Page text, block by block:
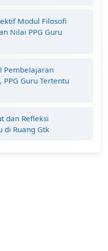
Modul Filosofi
Nilai PPG Guru
Pembelajaran
Guru Tertentu
dan Refleksi
di Ruang Gtk